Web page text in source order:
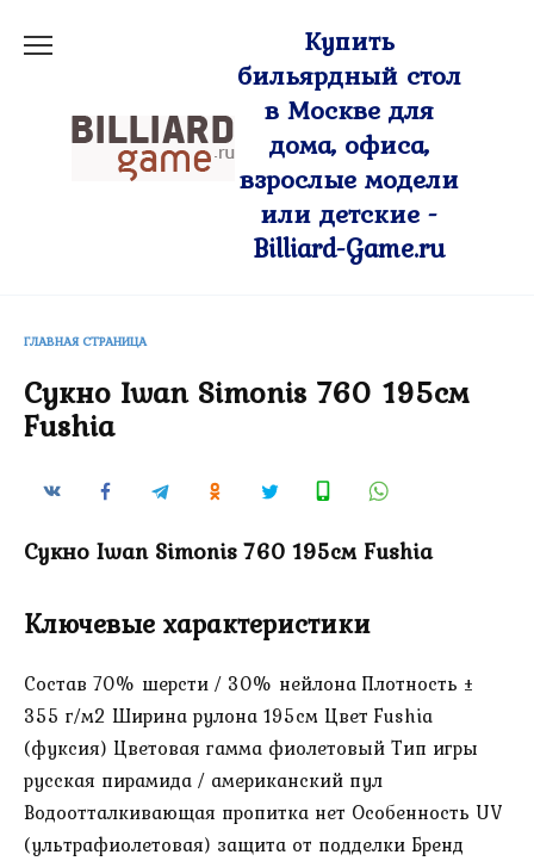
Купить
бильярдный стол
в Москве для
дома, офиса,
взрослые модели
или детские -
Billiard-Game.ru
ГЛАВНАЯ СТРАНИЦА
Сукно Iwan Simonis 760 195см
Fushia
Сукно Iwan Simonis 760 195см Fushia
Ключевые характеристики
Состав 70% шерсти / 30% нейлона Плотность ±
355 г/м2 Ширина рулона 195см Цвет Fushia
(фуксия) Цветовая гамма фиолетовый Тип игры
русская пирамида / американский пул
Водоотталкивающая пропитка нет Особенность UV
(ультрафиолетовая) защита от подделки Бренд